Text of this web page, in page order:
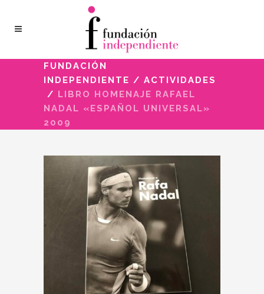
FUNDACIÓN
INDEPENDIENTE / ACTIVIDADES
/ LIBRO HOMENAJE RAFAEL
NADAL «ESPAÑOL UNIVERSAL»
2009